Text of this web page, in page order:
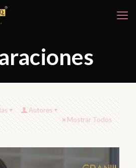
Autores
Mostrar Todos